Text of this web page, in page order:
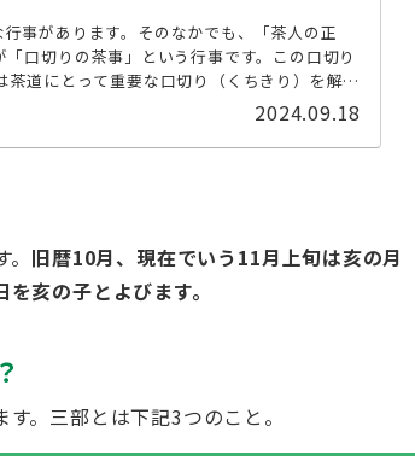
事があります。そのなかでも、「茶人の正
口切りの茶事」という行事です。この口切り
茶道にとって重要な口切り（くちきり）を解説
2024.09.18
旧暦10月、現在でいう11月上旬は亥の月
亥の子とよびます。
。三部とは下記3つのこと。